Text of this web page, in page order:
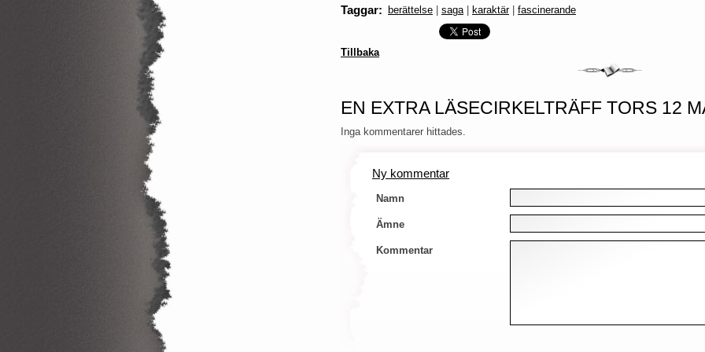
Taggar: berättelse saga karaktär fascinerande
Tillbaka
EN EXTRA LÄSECIRKELTRÄFF TORS 12
Inga kommentarer hittades.
Ny kommentar
Namn
Ämne
Kommentar